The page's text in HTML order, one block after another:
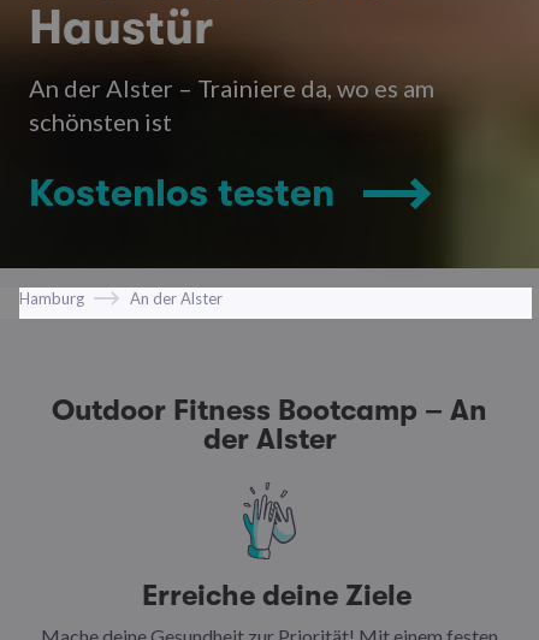
Haustür
An der Alster – Trainiere da, wo es am
schönsten ist
Kostenlos testen
Hamburg An der Alster
Outdoor Fitness Bootcamp – An
der Alster
Erreiche deine Ziele
Mache deine Gesundheit zur Priorität! Mit einem festen